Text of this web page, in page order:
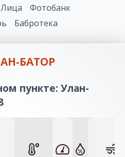
Лица
Фотобанк
Бабротека
БАТОР
пункте: Улан-